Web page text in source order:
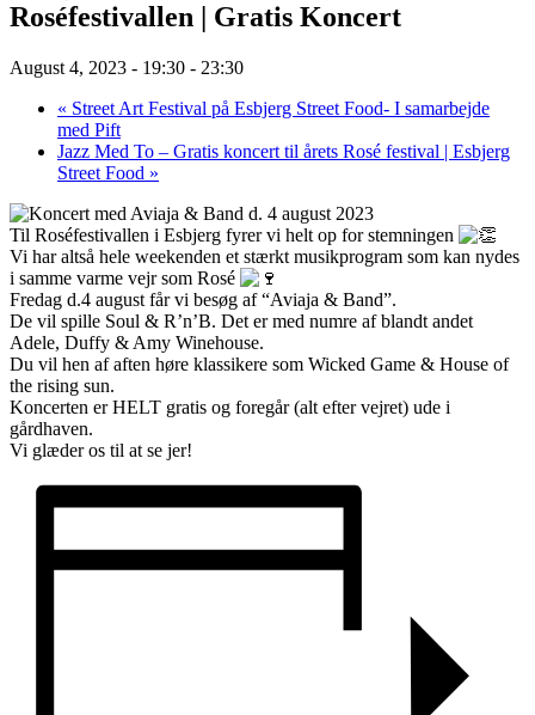
Roséfestivallen | Gratis Koncert
August 4, 2023 - 19:30 - 23:30
« Street Art Festival på Esbjerg Street Food- I samarbejde
med Pift
Jazz Med To – Gratis koncert til årets Rosé festival | Esbjerg
Street Food »
Til Roséfestivallen i Esbjerg fyrer vi helt op for stemningen
Vi har altså hele weekenden et stærkt musikprogram som kan nydes
i samme varme vejr som Rosé
Fredag d.4 august får vi besøg af “Aviaja & Band”.
De vil spille Soul & R’n’B. Det er med numre af blandt andet
Adele, Duffy & Amy Winehouse.
Du vil hen af aften høre klassikere som Wicked Game & House of
the rising sun.
Koncerten er HELT gratis og foregår (alt efter vejret) ude i
gårdhaven.
Vi glæder os til at se jer!